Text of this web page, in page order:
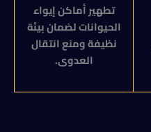
تطهير أماكن إيواء
الحيوانات لضمان بيئة
نظيفة ومنع انتقال
العدوى.